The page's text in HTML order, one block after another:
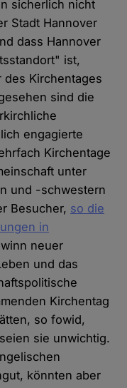
sicherlich nicht
Stadt Hannover
dass Hannover
ist,
Kirchentages
sind die
engagierte
Kirchentage
unter
und -schwestern
Besucher, so die
in
neuer
und das
Kirchentag
so fowid,
sie unwichtig.
könnten aber